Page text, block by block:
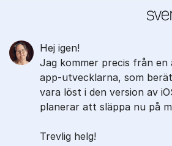
Hej igen!
Jag kommer precis från en
app-utvecklarna, som
vara löst i den version av
planerar att släppa nu på
Trevlig helg!